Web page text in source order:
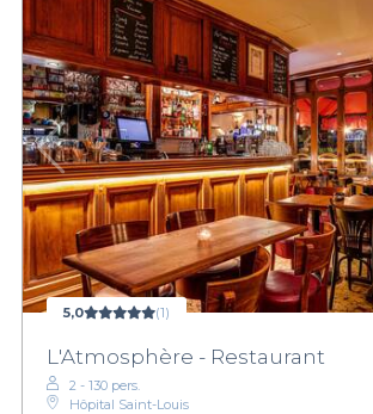
5,0 (1)
L'Atmosphère - Restaurant
2 - 130 pers.
Hôpital Saint-Louis